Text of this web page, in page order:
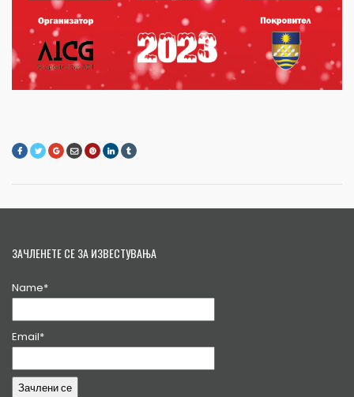
ЗАЧЛЕНЕТЕ СЕ ЗА ИЗВЕСТУВАЊА
Name*
Email*